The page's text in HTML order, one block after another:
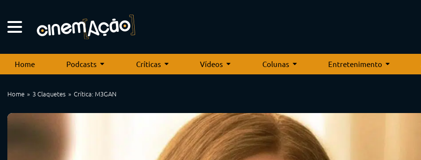
Home Podcasts Críticas Vídeos Colunas Entretenimento
Home 3 Claquetes Crítica: M3GAN